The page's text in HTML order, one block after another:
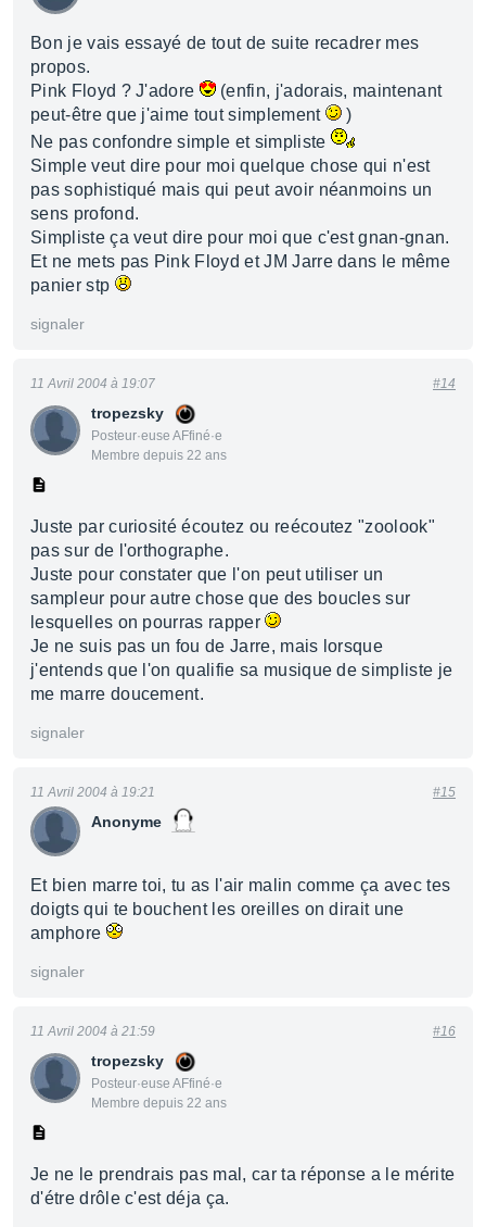
Bon je vais essayé de tout de suite recadrer mes
propos.
Pink Floyd ? J'adore
(enfin, j'adorais, maintenant
peut-être que j'aime tout simplement
)
Ne pas confondre simple et simpliste
Simple veut dire pour moi quelque chose qui n'est
pas sophistiqué mais qui peut avoir néanmoins un
sens profond.
Simpliste ça veut dire pour moi que c'est gnan-gnan.
Et ne mets pas Pink Floyd et JM Jarre dans le même
panier stp
signaler
tropezsky
Posteur·euse AFfiné·e
Membre depuis 22 ans
11 Avril 2004 à 19:07 #14
Juste par curiosité écoutez ou reécoutez "zoolook"
pas sur de l'orthographe.
Juste pour constater que l'on peut utiliser un
sampleur pour autre chose que des boucles sur
lesquelles on pourras rapper
Je ne suis pas un fou de Jarre, mais lorsque
j'entends que l'on qualifie sa musique de simpliste je
me marre doucement.
signaler
Anonyme
11 Avril 2004 à 19:21 #15
Et bien marre toi, tu as l'air malin comme ça avec tes
doigts qui te bouchent les oreilles on dirait une
amphore
signaler
tropezsky
Posteur·euse AFfiné·e
Membre depuis 22 ans
11 Avril 2004 à 21:59 #16
Je ne le prendrais pas mal, car ta réponse a le mérite
d'étre drôle c'est déja ça.